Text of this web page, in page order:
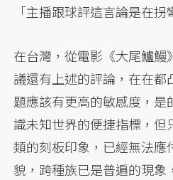
「主播跟球評這言論是在拐
在台灣，從電影《大尾鱸鰻
議還有上述的評論，在在
題應該有更高的敏感度，是
識未知世界的便捷指標，但
類的刻板印象，已經無法應
貌，跨種族已是普遍的現象